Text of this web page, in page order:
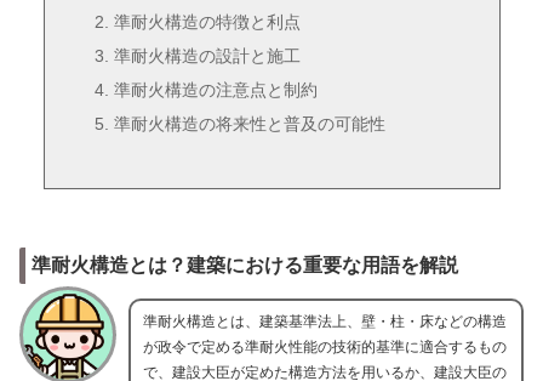
準耐火構造の特徴と利点
準耐火構造の設計と施工
準耐火構造の注意点と制約
準耐火構造の将来性と普及の可能性
準耐火構造とは？建築における重要な用語を解説
準耐火構造とは、建築基準法上、壁・柱・床などの構造
が政令で定める準耐火性能の技術的基準に適合するもの
で、建設大臣が定めた構造方法を用いるか、建設大臣の